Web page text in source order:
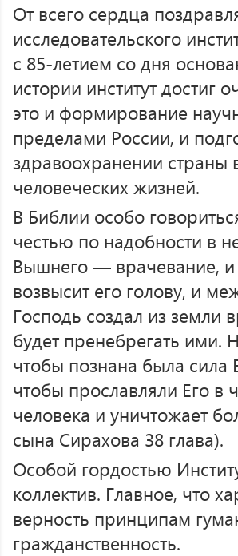
От всего сердца
исследовательского
с 85-летием со дня
истории институт достиг
это и формирование
пределами России, и
здравоохранении страны
человеческих жизней.
В Библии особо
честью по надобности в
Вышнего — врачевание, и
возвысит его голову, и
Господь создал из земли
будет пренебрегать ими.
чтобы познана была сила
чтобы прославляли Его в
человека и уничтожает
сына Сирахова 38 глава).
Особой гордостью
коллектив. Главное, что
верность принципам
гражданственность.